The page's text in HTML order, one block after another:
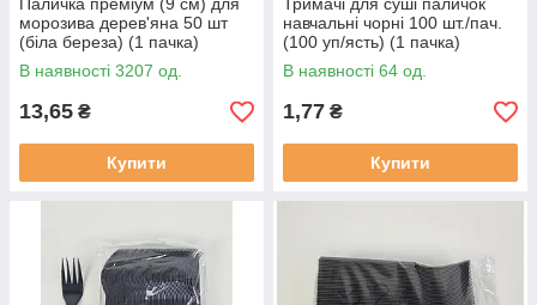
морозива дерев'яна 50 шт
(біла береза) (1 пачка)
В наявності 3207 од.
13,65 ₴
Купити
навчальні чорні 100 шт./пач.
(100 уп/ясть) (1 пачка)
В наявності 64 од.
1,77 ₴
Купити